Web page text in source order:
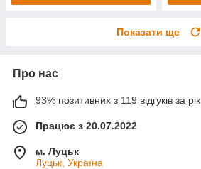
Показати ще
Про нас
93% позитивних з 119 відгуків за рік
Працює з 20.07.2022
м. Луцьк
Луцьк, Україна